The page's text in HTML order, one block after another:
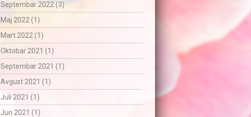
Septembar 2022 (3)
Maj 2022 (1)
Mart 2022 (1)
Oktobar 2021 (1)
Septembar 2021 (1)
Avgust 2021 (1)
Juli 2021 (1)
Jun 2021 (1)